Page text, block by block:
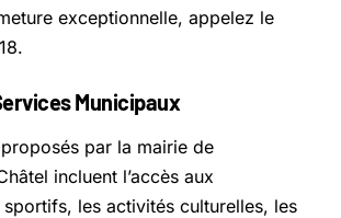
exceptionnelle, appelez le
Municipaux
par la mairie de
incluent l’accès aux
les activités culturelles, les